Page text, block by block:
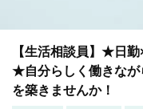
【生活相談員】★日
★自分らしく働きなが
を築きませんか！